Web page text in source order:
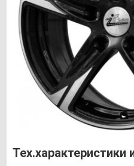
Тех.характеристики